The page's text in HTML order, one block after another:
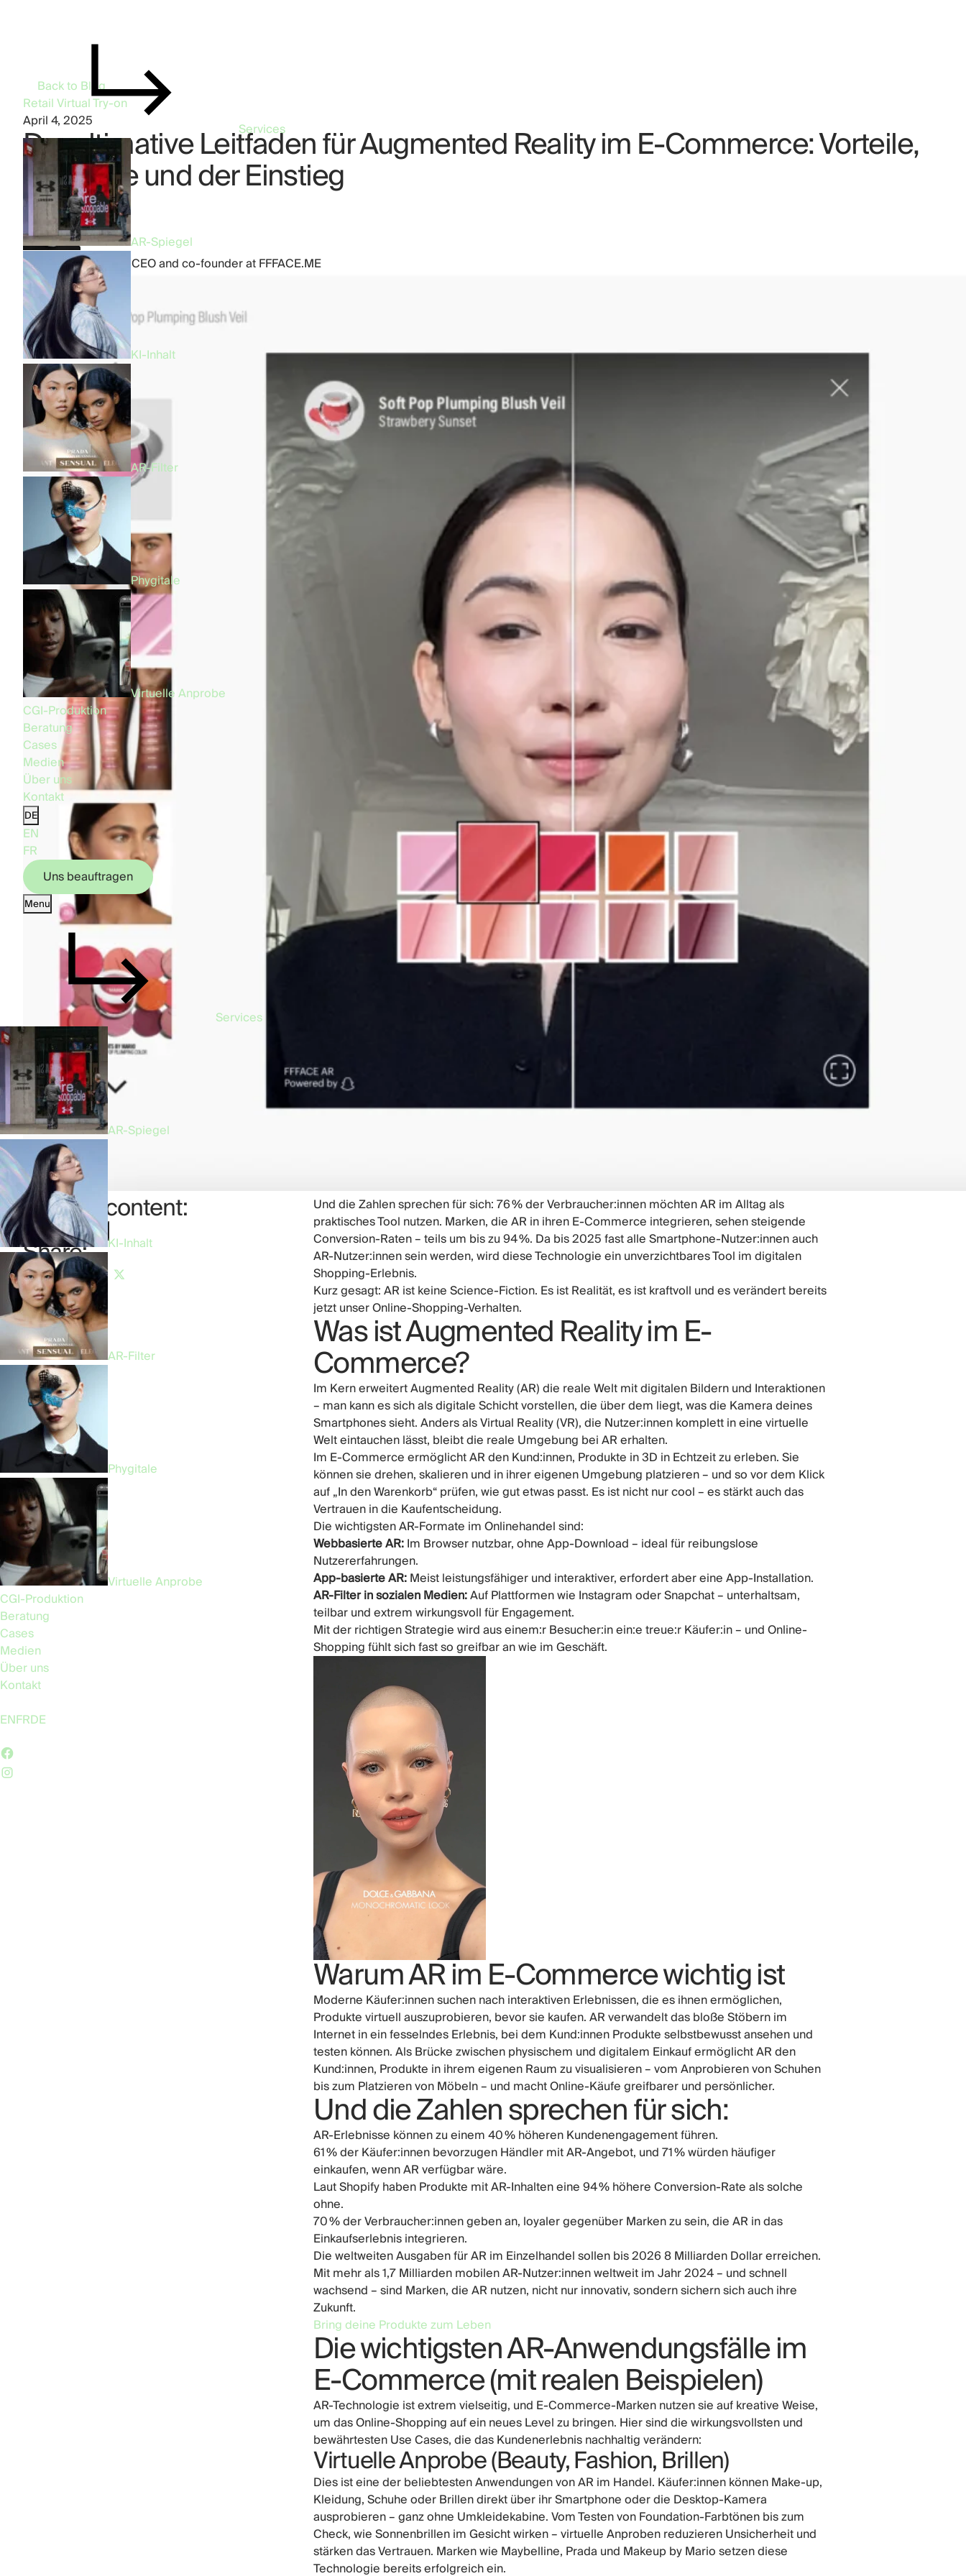
Services
AR-Spiegel
KI-Inhalt
AR-Filter
Phygitale
Virtuelle Anprobe
CGI-Produktion
Beratung
Cases
Medien
Über uns
Kontakt
DE
EN
FR
Uns beauftragen
Uns beauftragen
Menu
Services
AR-Spiegel
KI-Inhalt
AR-Filter
Phygitale
Virtuelle Anprobe
CGI-Produktion
Beratung
Cases
Medien
Über uns
Kontakt
ENFRDE
Back to Blog
RetailVirtual Try-on
April 4, 2025
Der ultimative Leitfaden für Augmented Reality im E-Commerce: Vorteile,
Beispiele und der Einstieg
by Dmytro Kornilov CEO and co-founder at FFFACE.ME
Table of content:
Table of content:
Share:
Copied
Und die Zahlen sprechen für sich: 76 % der Verbraucher:innen möchten AR im Alltag als
praktisches Tool nutzen. Marken, die AR in ihren E-Commerce integrieren, sehen steigende
Conversion-Raten – teils um bis zu 94 %. Da bis 2025 fast alle Smartphone-Nutzer:innen auch
AR-Nutzer:innen sein werden, wird diese Technologie ein unverzichtbares Tool im digitalen
Shopping-Erlebnis.
Kurz gesagt: AR ist keine Science-Fiction. Es ist Realität, es ist kraftvoll und es verändert bereits
jetzt unser Online-Shopping-Verhalten.
Was ist Augmented Reality im E-
Commerce?
Im Kern erweitert Augmented Reality (AR) die reale Welt mit digitalen Bildern und Interaktionen
– man kann es sich als digitale Schicht vorstellen, die über dem liegt, was die Kamera deines
Smartphones sieht. Anders als Virtual Reality (VR), die Nutzer:innen komplett in eine virtuelle
Welt eintauchen lässt, bleibt die reale Umgebung bei AR erhalten.
Im E-Commerce ermöglicht AR den Kund:innen, Produkte in 3D in Echtzeit zu erleben. Sie
können sie drehen, skalieren und in ihrer eigenen Umgebung platzieren – und so vor dem Klick
auf „In den Warenkorb“ prüfen, wie gut etwas passt. Es ist nicht nur cool – es stärkt auch das
Vertrauen in die Kaufentscheidung.
Die wichtigsten AR-Formate im Onlinehandel sind:
Webbasierte AR:Im Browser nutzbar, ohne App-Download – ideal für reibungslose
Nutzererfahrungen.
App-basierte AR:Meist leistungsfähiger und interaktiver, erfordert aber eine App-Installation.
AR-Filter in sozialen Medien:Auf Plattformen wie Instagram oder Snapchat – unterhaltsam,
teilbar und extrem wirkungsvoll für Engagement.
Mit der richtigen Strategie wird aus einem:r Besucher:in ein:e treue:r Käufer:in – und Online-
Shopping fühlt sich fast so greifbar an wie im Geschäft.
Warum AR im E-Commerce wichtig ist
Moderne Käufer:innen suchen nach interaktiven Erlebnissen, die es ihnen ermöglichen,
Produkte virtuell auszuprobieren, bevor sie kaufen. AR verwandelt das bloße Stöbern im
Internet in ein fesselndes Erlebnis, bei dem Kund:innen Produkte selbstbewusst ansehen und
testen können. Als Brücke zwischen physischem und digitalem Einkauf ermöglicht AR den
Kund:innen, Produkte in ihrem eigenen Raum zu visualisieren – vom Anprobieren von Schuhen
bis zum Platzieren von Möbeln – und macht Online-Käufe greifbarer und persönlicher.
Und die Zahlen sprechen für sich:
AR-Erlebnisse können zu einem 40 % höheren Kundenengagement führen.
61 % der Käufer:innen bevorzugen Händler mit AR-Angebot, und 71 % würden häufiger
einkaufen, wenn AR verfügbar wäre.
Laut Shopify haben Produkte mit AR-Inhalten eine 94 % höhere Conversion-Rate als solche
ohne.
70 % der Verbraucher:innen geben an, loyaler gegenüber Marken zu sein, die AR in das
Einkaufserlebnis integrieren.
Die weltweiten Ausgaben für AR im Einzelhandel sollen bis 2026 8 Milliarden Dollar erreichen.
Mit mehr als 1,7 Milliarden mobilen AR-Nutzer:innen weltweit im Jahr 2024 – und schnell
wachsend – sind Marken, die AR nutzen, nicht nur innovativ, sondern sichern sich auch ihre
Zukunft.
Bring deine Produkte zum Leben
Die wichtigsten AR-Anwendungsfälle im
E-Commerce (mit realen Beispielen)
AR-Technologie ist extrem vielseitig, und E-Commerce-Marken nutzen sie auf kreative Weise,
um das Online-Shopping auf ein neues Level zu bringen. Hier sind die wirkungsvollsten und
bewährtesten Use Cases, die das Kundenerlebnis nachhaltig verändern:
Virtuelle Anprobe (Beauty, Fashion, Brillen)
Dies ist eine der beliebtesten Anwendungen von AR im Handel. Käufer:innen können Make-up,
Kleidung, Schuhe oder Brillen direkt über ihr Smartphone oder die Desktop-Kamera
ausprobieren – ganz ohne Umkleidekabine. Vom Testen von Foundation-Farbtönen bis zum
Check, wie Sonnenbrillen im Gesicht wirken – virtuelle Anproben reduzieren Unsicherheit und
stärken das Vertrauen. Marken wie Maybelline, Prada und Makeup by Mario setzen diese
Technologie bereits erfolgreich ein.